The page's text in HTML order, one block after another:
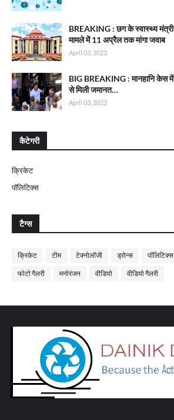
BREAKING : छग के स्वास्थ्य
मामले में 11 अप्रैल तक मांगा जवाब
April 03, 2023
BIG BREAKING : मानहानि केस में
से मिली जमानत…
April 03, 2023
कैटेगरी
क्रिकेट
पॉलिटिक्स
टैग्स
क्रिकेट टीम टेक्नोलॉजी ड्रोन्स पॉलिटिक्स
फोटो गैलरी मनोरंजन वीडियो वीडियो गैलरी